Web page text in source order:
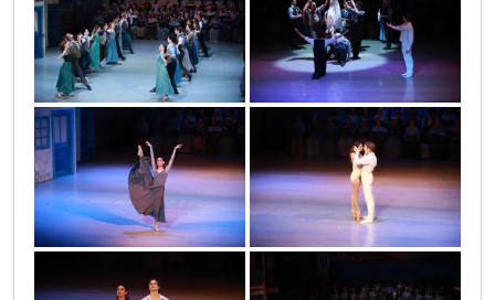
vla_5720 vla_5737
vla_5746 vla_5750